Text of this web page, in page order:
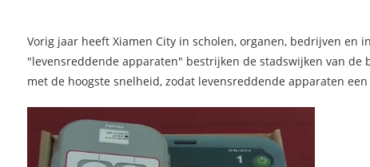
Vorig jaar heeft Xiamen City in scholen, organen, bedrijven en
"levensreddende apparaten" bestrijken de stadswijken van de
met de hoogste snelheid, zodat levensreddende apparaten